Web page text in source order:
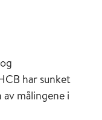
har sunket
målingene i